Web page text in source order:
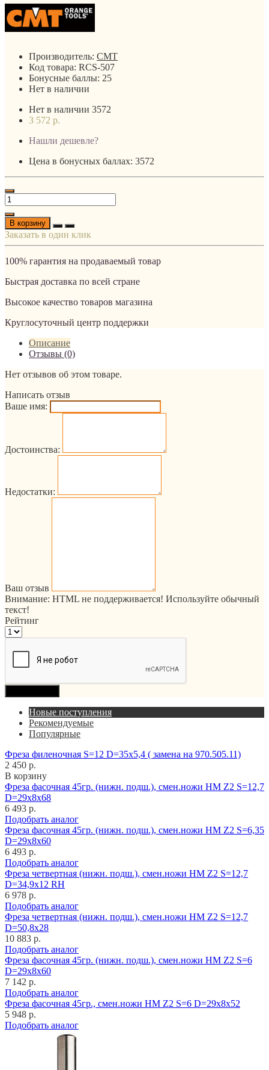
Производитель: CMT
Код товара: RCS-507
Бонусные баллы: 25
Нет в наличии
Нет в наличии 3572
3 572 р.
Нашли дешевле?
Цена в бонусных баллах: 3572
В корзину
Заказать в один клик
100% гарантия на продаваемый товар
Быстрая доставка по всей стране
Высокое качество товаров магазина
Круглосуточный центр поддержки
Описание
Отзывы (0)
Нет отзывов об этом товаре.
Написать отзыв
Ваше имя:
Достоинства:
Недостатки:
Ваш отзыв
Внимание: HTML не поддерживается! Используйте обычный
текст!
Рейтинг
Новые поступления
Рекомендуемые
Популярные
Фреза филеночная S=12 D=35x5,4 ( замена на 970.505.11)
2 450 р.
В корзину
Фреза фасочная 45гр. (нижн. подш.), смен.ножи HM Z2 S=12,7
D=29x8x68
6 493 р.
Подобрать аналог
Фреза фасочная 45гр. (нижн. подш.), смен.ножи HM Z2 S=6,35
D=29x8x60
6 493 р.
Подобрать аналог
Фреза четвертная (нижн. подш.), смен.ножи HM Z2 S=12,7
D=34,9x12 RH
6 978 р.
Подобрать аналог
Фреза четвертная (нижн. подш.), смен.ножи HM Z2 S=12,7
D=50,8x28
10 883 р.
Подобрать аналог
Фреза фасочная 45гр. (нижн. подш.), смен.ножи HM Z2 S=6
D=29x8x60
7 142 р.
Подобрать аналог
Фреза фасочная 45гр., смен.ножи HM Z2 S=6 D=29x8x52
5 948 р.
Подобрать аналог